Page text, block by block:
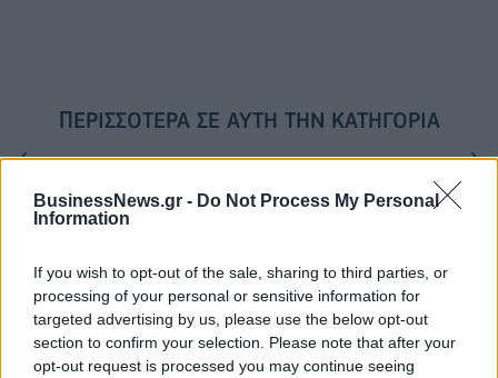
BusinessNews.gr - Do Not Process My Personal
Information
If you wish to opt-out of the sale, sharing to third parties, or
processing of your personal or sensitive information for
targeted advertising by us, please use the below opt-out
section to confirm your selection. Please note that after your
opt-out request is processed you may continue seeing
ΠΕΡΙΣΣΌΤΕΡΑ ΣΕ ΑΥΤΉ ΤΗΝ ΚΑΤΗΓΟΡΊΑ
Στο ΦΕΚ ο νέος κώδικας
δεοντολογίας για την
προστασία του καταναλωτή
Όμιλος REDS: Αύξηση
πωλήσεων και μείωση
ζημιών
01/12/2014 - 02:00